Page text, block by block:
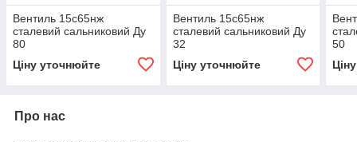
Вентиль 15с65нж
сталевий сальниковий Ду
80
Ціну уточнюйте
Вентиль 15с65нж
сталевий сальниковий Ду
32
Ціну уточнюйте
50
Про нас